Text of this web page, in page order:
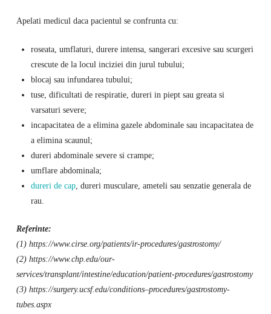
Apelati medicul daca pacientul se confrunta cu:
roseata, umflaturi, durere intensa, sangerari excesive sau scurgeri
crescute de la locul inciziei din jurul tubului;
blocaj sau infundarea tubului;
tuse, dificultati de respiratie, dureri in piept sau greata si
varsaturi severe;
incapacitatea de a elimina gazele abdominale sau incapacitatea de
a elimina scaunul;
dureri abdominale severe si crampe;
umflare abdominala;
dureri de cap, dureri musculare, ameteli sau senzatie generala de
rau.
Referinte:
(1) https://www.cirse.org/patients/ir-procedures/gastrostomy/
(2) https://www.chp.edu/our-
services/transplant/intestine/education/patient-procedures/gastrostomy
(3) https://surgery.ucsf.edu/conditions–procedures/gastrostomy-
tubes.aspx